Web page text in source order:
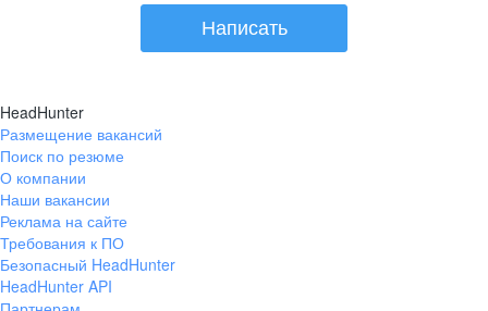
Написать
HeadHunter
Размещение вакансий
Поиск по резюме
О компании
Наши вакансии
Реклама на сайте
Требования к ПО
Безопасный HeadHunter
HeadHunter API